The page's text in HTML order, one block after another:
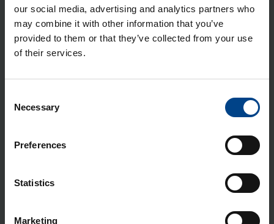
our social media, advertising and analytics partners who
may combine it with other information that you’ve
provided to them or that they’ve collected from your use
of their services.
Selection
Necessary
Preferences
Statistics
Marketing
Sähköurakoitsijapäivät
2026
MESSUT
27.8.2026
Lukuaika: 1 min
2026, HKI
Lukuaika: 1 min
Lukuaika: 1 min